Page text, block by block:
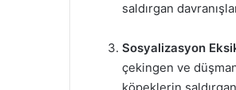
saldırgan
Sosyalizasyon
çekingen ve